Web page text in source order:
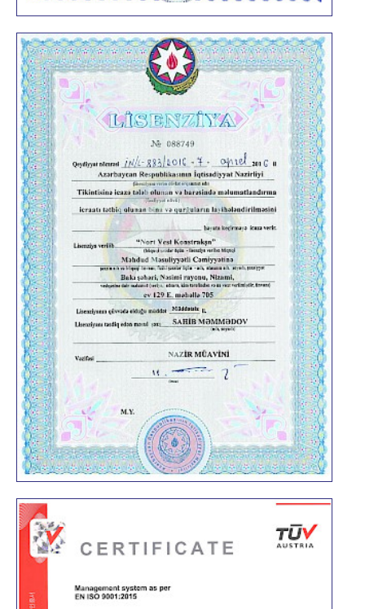
Haqqımızda
Rəhbərliyin müraciəti
İdarəetmə
Biznes sferalar